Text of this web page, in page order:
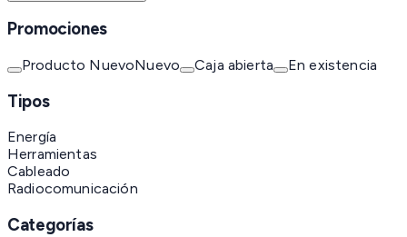
Promociones
Producto NuevoNuevo Caja abierta En existencia
Tipos
Energía
Herramientas
Cableado
Radiocomunicación
Categorías